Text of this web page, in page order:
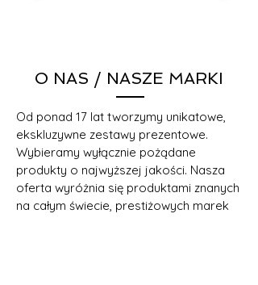
O NAS / NASZE MARKI
Od ponad 17 lat tworzymy unikatowe,
ekskluzywne zestawy prezentowe.
Wybieramy wyłącznie pożądane
produkty o najwyższej jakości. Nasza
oferta wyróżnia się produktami znanych
na całym świecie, prestiżowych marek